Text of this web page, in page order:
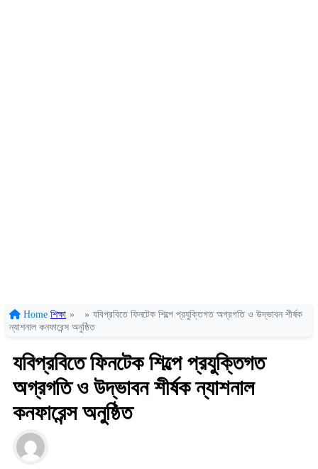
Home শিক্ষা » » যবিপ্রবিতে ফিনটেক শিল্পে প্রযুক্তিগত অগ্রগতি ও উদ্ভাবন শীর্ষক
ন্যাশনাল কনফারেন্স অনুষ্ঠিত
যবিপ্রবিতে ফিনটেক শিল্পে প্রযুক্তিগত
অগ্রগতি ও উদ্ভাবন শীর্ষক ন্যাশনাল
কনফারেন্স অনুষ্ঠিত